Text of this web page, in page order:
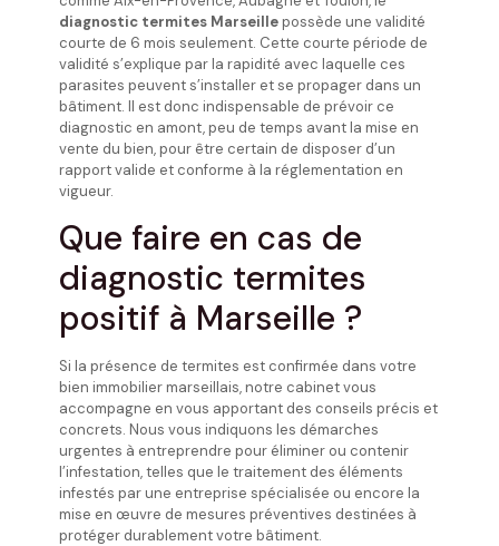
diagnostic termites Marseillepossède une validité
courte de 6 mois seulement. Cette courte période de
validité s’explique par la rapidité avec laquelle ces
parasites peuvent s’installer et se propager dans un
bâtiment. Il est donc indispensable de prévoir ce
diagnostic en amont, peu de temps avant la mise en
vente du bien, pour être certain de disposer d’un
rapport valide et conforme à la réglementation en
vigueur.
Que faire en cas de
diagnostic termites
positif à Marseille ?
Si la présence de termites est confirmée dans votre
bien immobilier marseillais, notre cabinet vous
accompagne en vous apportant des conseils précis et
concrets. Nous vous indiquons les démarches
urgentes à entreprendre pour éliminer ou contenir
l’infestation, telles que le traitement des éléments
infestés par une entreprise spécialisée ou encore la
mise en œuvre de mesures préventives destinées à
protéger durablement votre bâtiment.